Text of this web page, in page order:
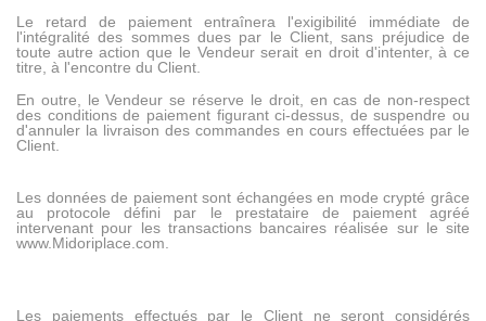
Le retard de paiement entraînera l'exigibilité immédiate de
l'intégralité des sommes dues par le Client, sans préjudice de
toute autre action que le Vendeur serait en droit d'intenter, à ce
titre, à l'encontre du Client.
En outre, le Vendeur se réserve le droit, en cas de non-respect
des conditions de paiement figurant ci-dessus, de suspendre ou
d'annuler la livraison des commandes en cours effectuées par le
Client.
Les données de paiement sont échangées en mode crypté grâce
au protocole défini par le prestataire de paiement agréé
intervenant pour les transactions bancaires réalisée sur le site
www.Midoriplace.com.
Les paiements effectués par le Client ne seront considérés